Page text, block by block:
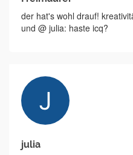
der hat's wohl drauf!
und @ julia: haste icq?
julia